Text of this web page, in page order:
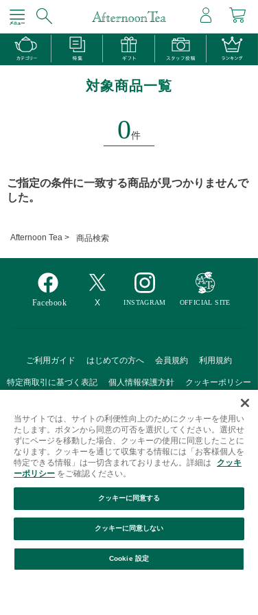
対象商品一覧
0件
絞り込み 並び替え
ご指定の条件に一致する商品が見つかりませんで
した。
Afternoon Tea > 商品検索
ご利用ガイド はじめての方へ 会員規約 利用規約
特定商取引に基づく表記 個人情報保護方針 クッキーポリシー
Afternoon Tea(アフタヌーンティー)公式オンラインストアで
は、
キッチン・ダイニングなどの生活雑貨、紅茶・焼き菓子など、
毎日新商品をご用意しています。
当サイトでは、サイトの利便性向上のためにクッキーを使用い
たします。ボタンから同意の可否を選択してください。選択せ
ずにページを移動した場合、クッキーの使用に同意したことに
なります。クッキーを通じて収集する情報には「お客様個人を
特定できる情報」は一切含まれておりません。詳細は
クッキ
ーポリシー をご確認ください。
Cookie 設定
クッキーに同意しない
クッキーに同意する